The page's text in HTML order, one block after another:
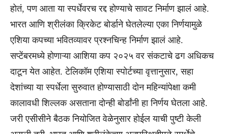
होतं, पण आता या स्पर्धेवरच रद्द होण्याचे सावट निर्माण झालं आहे.
भारत आणि श्रीलंका क्रिकेट बोर्डाने घेतलेल्या एका निर्णयामुळे
एशिया कपच्या भवितव्यावर प्रश्नचिन्ह निर्माण झालं आहे.
सप्टेंबरमध्ये होणाऱ्या आशिया कप २०२५ वर संकटाचे ढग अधिकच
दाटून येत आहेत. टेलिकॉम एशिया स्पोर्टच्या वृत्तानुसार, सहा
देशांच्या या स्पर्धेला सुरुवात होण्यासाठी दोन महिन्यांपेक्षा कमी
कालावधी शिल्लक असताना दोन्ही बोर्डांनी हा निर्णय घेतला आहे.
जरी एसीसीने बैठक नियोजित वेळेनुसार होईल याची पुष्टी केली